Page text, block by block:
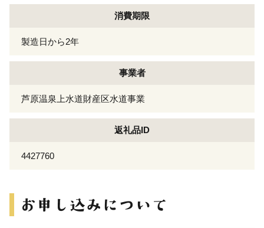
消費期限
製造日から2年
事業者
芦原温泉上水道財産区水道事業
返礼品ID
4427760